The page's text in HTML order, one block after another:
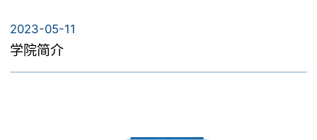
学院简介
教育教学
2023-05-11
学院简介